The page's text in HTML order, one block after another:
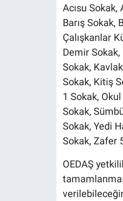
Acısu Sokak,
Barış Sokak,
Çalışkanlar
Demir Sokak,
Sokak,
Sokak, Kitiş
1 Sokak,
Sokak,
Sokak, Yedi
Sokak, Zafer
OEDAŞ